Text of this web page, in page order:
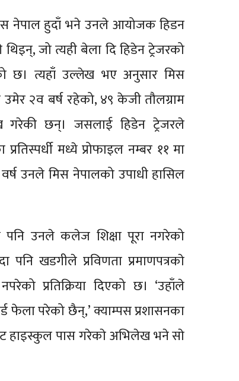
नेपाल हुदाँ भने उनले आयोजक हिडन
जो त्यही बेला दि हिडेन ट्रेजरको
छ। त्यहाँ उल्लेख भए अनुसार मिस
उमेर २व बर्ष रहेको, ४९ केजी तौलग्राम
छन्। जसलाई हिडेन ट्रेजरले
मध्ये प्रोफाइल नम्बर ११ मा
उनले मिस नेपालको उपाधी हासिल
पनि उनले कलेज शिक्षा पूरा नगरेको
खडगीले प्रविणता प्रमाणपत्रकाे
प्रतिक्रिया दिएको छ। ‘उहाँले
परेको छैन्,’ क्याम्पस प्रशासनका
हाइस्कुल पास गरेकाे अभिलेख भने साे